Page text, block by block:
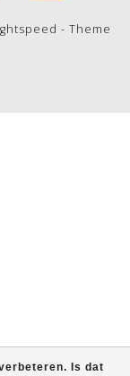
Is dat
- Theme